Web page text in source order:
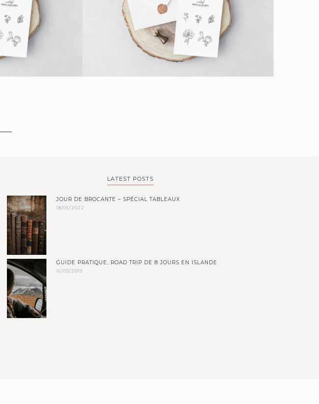
LATEST POSTS
JOUR DE BROCANTE – SPÉCIAL TABLEAUX
18/06/2022
GUIDE PRATIQUE, ROAD TRIP DE 8 JOURS EN ISLANDE
16/05/2019